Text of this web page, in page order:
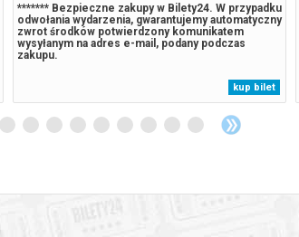
******* Bezpieczne zakupy w Bilety24. W przypadku
odwołania wydarzenia, gwarantujemy automatyczny
zwrot środków potwierdzony komunikatem
wysyłanym na adres e-mail, podany podczas
zakupu.
kup bilet